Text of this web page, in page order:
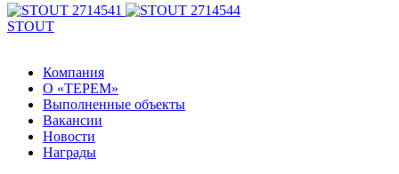
STOUT
Компания
О «ТЕРЕМ»
Выполненные объекты
Вакансии
Новости
Награды